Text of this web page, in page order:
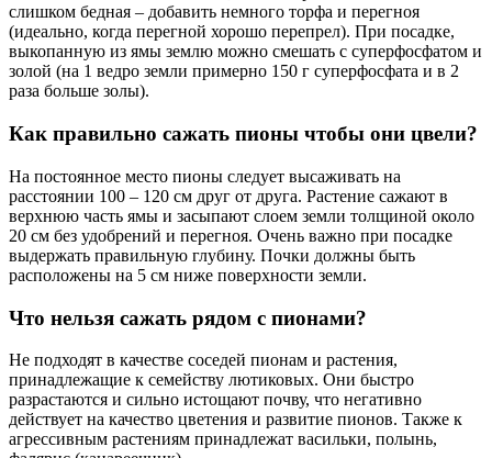
слишком бедная – добавить немного торфа и перегноя
(идеально, когда перегной хорошо перепрел). При посадке,
выкопанную из ямы землю можно смешать с суперфосфатом и
золой (на 1 ведро земли примерно 150 г cупepфocфaтa и в 2
раза больше золы).
Как правильно сажать пионы чтобы они цвели?
На постоянное место пионы следует высаживать на
расстоянии 100 – 120 см друг от друга. Растение сажают в
верхнюю часть ямы и засыпают слоем земли толщиной около
20 см без удобрений и перегноя. Очень важно при посадке
выдержать правильную глубину. Почки должны быть
расположены на 5 см ниже поверхности земли.
Что нельзя сажать рядом с пионами?
Не подходят в качестве соседей пионам и растения,
принадлежащие к семейству лютиковых. Они быстро
разрастаются и сильно истощают почву, что негативно
действует на качество цветения и развитие пионов. Также к
агрессивным растениям принадлежат васильки, полынь,